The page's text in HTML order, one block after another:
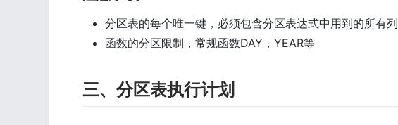
分区表的每个唯一键，必须包含分区表达式中用到的所有列
函数的分区限制，常规函数DAY，YEAR等
三、分区表执行计划